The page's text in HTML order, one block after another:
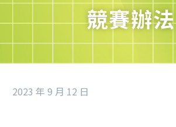
競賽辦法
2023 年 9 月 12 日